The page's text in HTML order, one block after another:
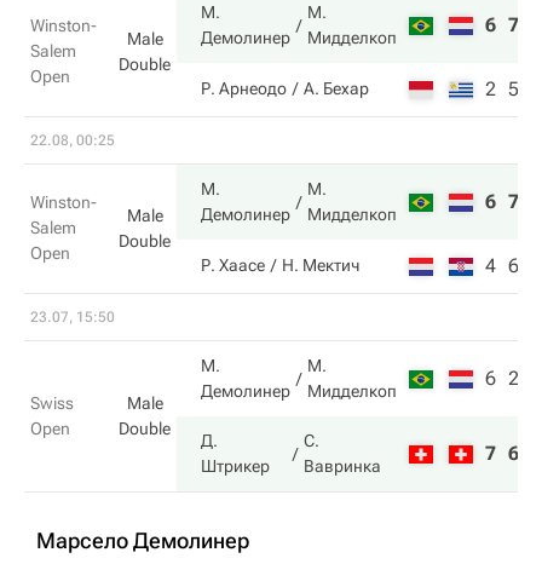
Winston-
Salem
Open
Male
Double
М.
Демолинер
М.
Мидделкоп
6 7
Р. Арнеодо А. Бехар 2 5
22.08, 00:25
Winston-
Salem
Open
Male
Double
М.
Демолинер
М.
Мидделкоп
6 7
Р. Хаасе Н. Мектич 4 6
23.07, 15:50
Swiss
Open
Male
Double
М.
Демолинер
М.
Мидделкоп
6 2
Д.
Штрикер
С.
Вавринка
7 6
Марсело Демолинер